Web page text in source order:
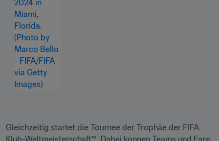
Gleichzeitig startet die Tournee der Trophäe der FIFA
Klub-Weltmeisterschaft™. Dabei können Teams und Fans